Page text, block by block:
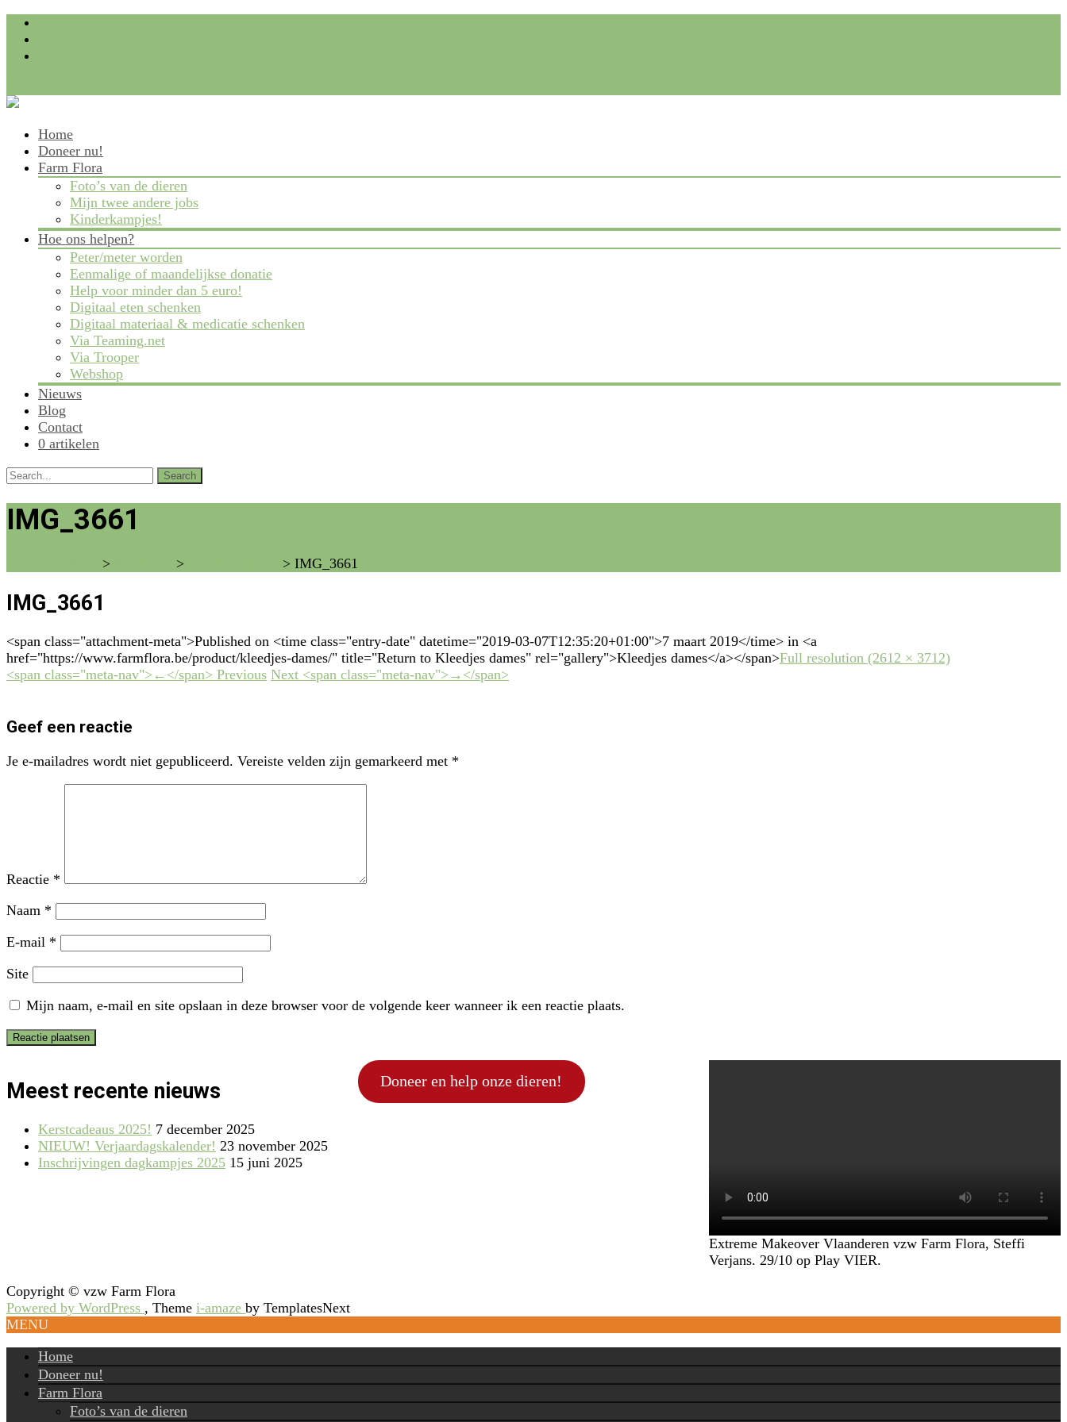
Skip
content
Home
Doneer nu!
Farm Flora
Foto’s van de dieren
Mijn twee andere jobs
Kinderkampjes!
Hoe ons helpen?
Peter/meter worden
Eenmalige of maandelijkse donatie
Help voor minder dan 5 euro!
Digitaal eten schenken
Digitaal materiaal & medicatie schenken
Via Teaming.net
Via Trooper
Webshop
Nieuws
Blog
Contact
0 artikelen
Search
IMG_3661
> > > IMG_3661
IMG_3661
<span class="attachment-meta">Published on <time class="entry-date" datetime="2019-03-07T12:35:20+01:00">7 maart 2019</time> in <a
href="https://www.farmflora.be/product/kleedjes-dames/" title="Return to Kleedjes dames" rel="gallery">Kleedjes dames</a></span>Full resolution (2612 × 3712)
<span class="meta-nav">←</span> Previous Next <span class="meta-nav">→</span>
Geef een reactie
Je e-mailadres wordt niet gepubliceerd. Vereiste velden zijn gemarkeerd met *
Reactie *
Naam *
E-mail *
Site
Mijn naam, e-mail en site opslaan in deze browser voor de volgende keer wanneer ik een reactie plaats.
Meest recente nieuws
Kerstcadeaus 2025! 7 december 2025
NIEUW! Verjaardagskalender! 23 november 2025
Inschrijvingen dagkampjes 2025 15 juni 2025
Doneer en help onze dieren!
Extreme Makeover Vlaanderen vzw Farm Flora, Steffi
Verjans. 29/10 op Play VIER.
Copyright © vzw Farm Flora
Powered by WordPress , Theme i-amaze by TemplatesNext
MENU
Home
Doneer nu!
Farm Flora
Foto’s van de dieren